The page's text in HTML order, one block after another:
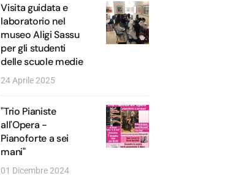
Visita guidata e
laboratorio nel
museo Aligi Sassu
per gli studenti
delle scuole medie
24 Aprile 2025
"Trio Pianiste
all'Opera -
Pianoforte a sei
mani"
01 Dicembre 2024